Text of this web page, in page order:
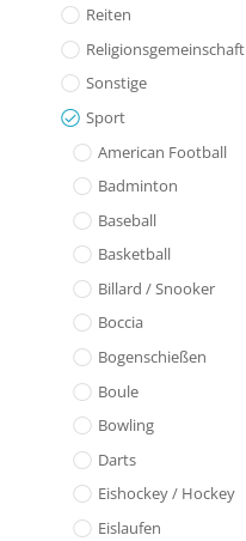
Reiten
Religionsgemeinschaft
Sonstige
Sport
American Football
Badminton
Baseball
Basketball
Billard / Snooker
Boccia
Bogenschießen
Boule
Bowling
Darts
Eishockey / Hockey
Eislaufen